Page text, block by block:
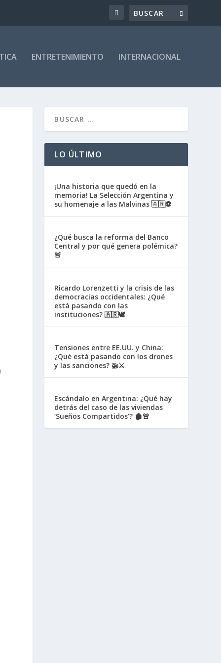
ENTRETENIMIENTO INTERNACIONAL
LO ÚLTIMO
¡Una historia que quedó en la
memoria! La Selección Argentina y
su homenaje a las Malvinas 🇦🇷⚽
¿Qué busca la reforma del Banco
Central y por qué genera polémica?
🚨
Ricardo Lorenzetti y la crisis de las
democracias occidentales: ¿Qué
está pasando con las
instituciones? 🇦🇷🕊️
Tensiones entre EE.UU. y China:
¿Qué está pasando con los drones
y las sanciones? 🚁⚔️
Escándalo en Argentina: ¿Qué hay
detrás del caso de las viviendas
‘Sueños Compartidos’? 🏚️🚨